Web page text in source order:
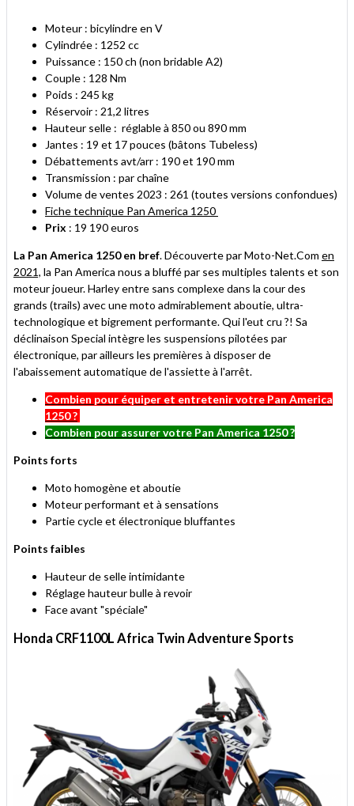
Moteur : bicylindre en V
Cylindrée : 1252 cc
Puissance : 150 ch (non bridable A2)
Couple : 128 Nm
Poids : 245 kg
Réservoir : 21,2 litres
Hauteur selle : réglable à 850 ou 890 mm
Jantes : 19 et 17 pouces (bâtons Tubeless)
Débattements avt/arr : 190 et 190 mm
Transmission : par chaîne
Volume de ventes 2023 : 261 (toutes versions confondues)
Fiche technique Pan America 1250
Prix : 19 190 euros
La Pan America 1250 en bref. Découverte par Moto-Net.Com en
2021, la Pan America nous a bluffé par ses multiples talents et son
moteur joueur. Harley entre sans complexe dans la cour des
grands (trails) avec une moto admirablement aboutie, ultra-
technologique et bigrement performante. Qui l'eut cru ?! Sa
déclinaison Special intègre les suspensions pilotées par
électronique, par ailleurs les premières à disposer de
l'abaissement automatique de l'assiette à l'arrêt.
Combien pour équiper et entretenir votre Pan America
1250 ?
Combien pour assurer votre Pan America 1250 ?
Points forts
Moto homogène et aboutie
Moteur performant et à sensations
Partie cycle et électronique bluffantes
Points faibles
Hauteur de selle intimidante
Réglage hauteur bulle à revoir
Face avant "spéciale"
Honda CRF1100L Africa Twin Adventure Sports